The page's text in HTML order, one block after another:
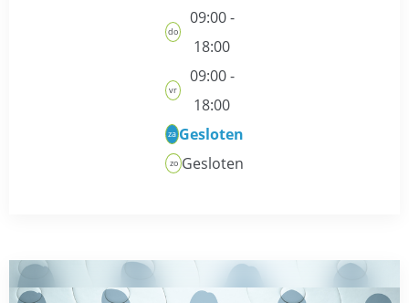
do
09:00 -
18:00
vr
09:00 -
18:00
za Gesloten
zo Gesloten